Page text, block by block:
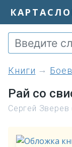
книги
Рай со
Сергей Зверев